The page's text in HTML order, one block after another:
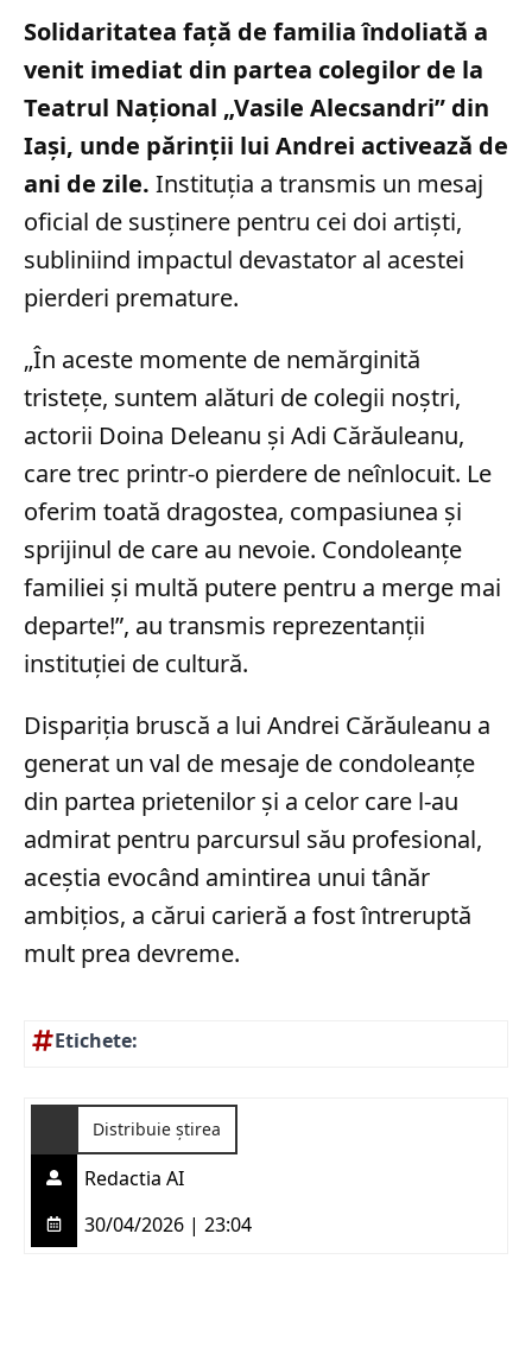
Solidaritatea față de familia îndoliată a
venit imediat din partea colegilor de la
Teatrul Național „Vasile Alecsandri” din
Iași, unde părinții lui Andrei activează de
ani de zile. Instituția a transmis un mesaj
oficial de susținere pentru cei doi artiști,
subliniind impactul devastator al acestei
pierderi premature.
„În aceste momente de nemărginită
tristețe, suntem alături de colegii noștri,
actorii Doina Deleanu şi Adi Cărăuleanu,
care trec printr-o pierdere de neînlocuit. Le
oferim toată dragostea, compasiunea și
sprijinul de care au nevoie. Condoleanțe
familiei și multă putere pentru a merge mai
departe!”, au transmis reprezentanții
instituției de cultură.
Dispariția bruscă a lui Andrei Cărăuleanu a
generat un val de mesaje de condoleanțe
din partea prietenilor și a celor care l-au
admirat pentru parcursul său profesional,
aceștia evocând amintirea unui tânăr
ambițios, a cărui carieră a fost întreruptă
mult prea devreme.
Etichete:
Distribuie știrea
Redactia AI
30/04/2026 | 23:04